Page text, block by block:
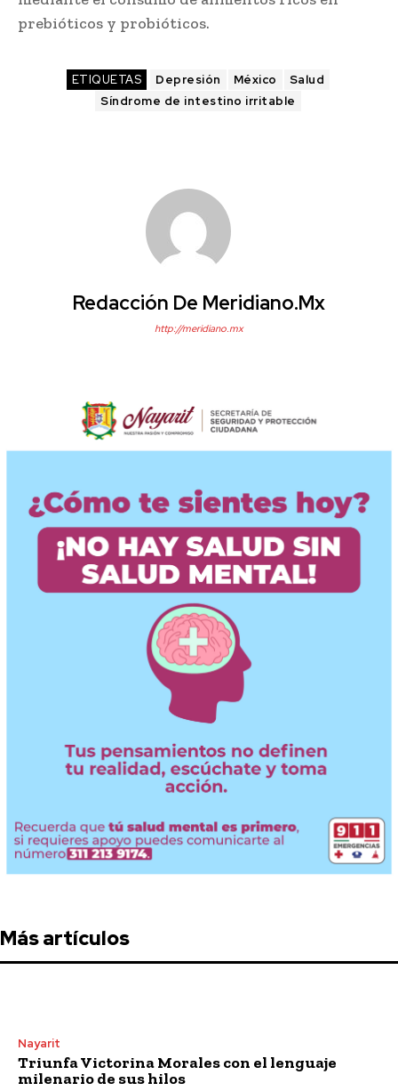
prebióticos y probióticos.
ETIQUETAS Depresión México
Salud
Síndrome de intestino irritable
Redacción De Meridiano.mx
http://meridiano.mx
Más artículos
Nayarit
Triunfa Victorina Morales con el lenguaje
milenario de sus hilos